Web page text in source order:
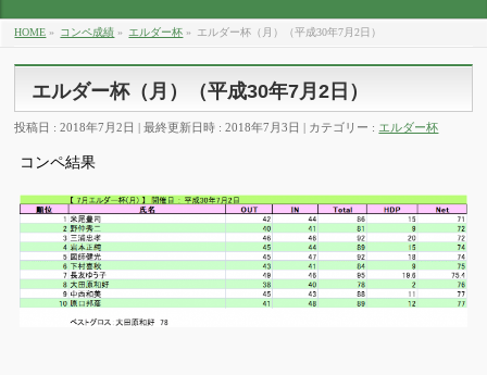
HOME » コンペ成績 » エルダー杯 » エルダー杯（月）（平成30年7月2日）
エルダー杯（月）（平成30年7月2日）
投稿日 : 2018年7月2日 最終更新日時 : 2018年7月3日 カテゴリー : エルダー杯
コンペ結果